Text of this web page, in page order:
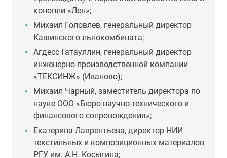
конопли «Лен»;
Михаил Головлев, генеральный директор
Кашинского льнокомбината;
Агдесс Гатауллин, генеральный директор
инженерно-производственной компании
«ТЕКСИНЖ» (Иваново);
Михаил Чарный, заместитель директора по
науке ООО «Бюро научно-технического и
финансового сопровождения»;
Екатерина Лаврентьева, директор НИИ
текстильных и композиционных материалов
РГУ им. А.Н. Косыгина;